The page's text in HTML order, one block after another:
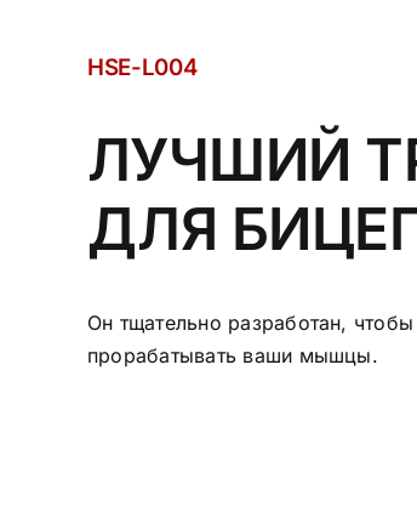
HSE-L004
ЛУЧШИЙ
ДЛЯ
Он тщательно разработан,
прорабатывать ваши мышцы.